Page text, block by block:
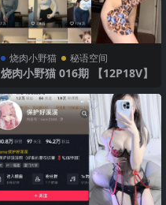
烧肉小野猫 秘语空间
烧肉小野猫 016期 【12P18V】